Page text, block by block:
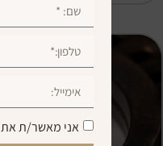
אני מאשר/ת את